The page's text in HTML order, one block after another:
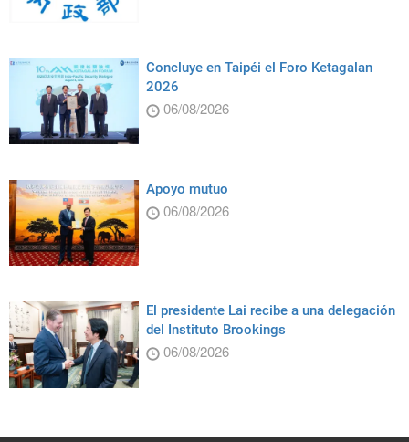
Concluye en Taipéi el Foro Ketagalan
2026
06/08/2026
Apoyo mutuo
06/08/2026
El presidente Lai recibe a una delegación
del Instituto Brookings
06/08/2026